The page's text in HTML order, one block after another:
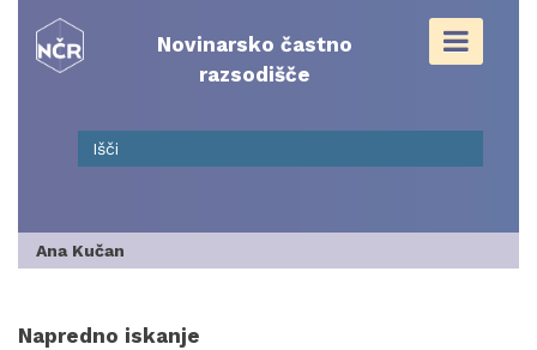
content
Novinarsko častno
razsodišče
Ana Kučan
Napredno iskanje